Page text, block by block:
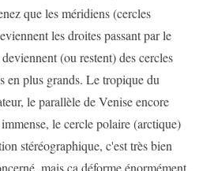
que les méridiens (cercles
les droites passant par le
(ou restent) des cercles
en plus grands. Le tropique du
le parallèle de Venise encore
le cercle polaire (arctique)
stéréographique, c'est très bien
mais ça déforme énormément